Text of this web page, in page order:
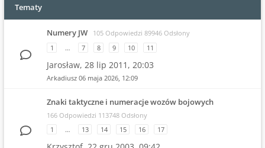
Tematy
Numery JW
105 Odpowiedzi 89946 Odsłony
1
… 7 8 9 10 11
Jarosław, 28 lip 2011, 20:03
Arkadiusz 06 maja 2026, 12:09
Znaki taktyczne i numeracje wozów bojowych
166 Odpowiedzi 113748 Odsłony
1
… 13 14 15 16 17